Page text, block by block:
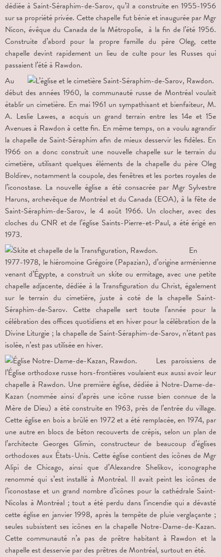
dédiée à Saint-Séraphim-de-Sarov, qu’il a construite en 1955-1956
sur sa propriété privée. Cette chapelle fut bénie et inaugurée par Mgr
Nicon, évêque du Canada de la Métropolie, à la fin de l’été 1956.
Construite d’abord pour la propre famille du père Oleg, cette
chapelle devint rapidement un lieu de culte pour les Russes qui
passaient l’été à Rawdon.
Au
début des années 1960, la communauté russe de Montréal voulait
établir un cimetière. En mai 1961 un sympathisant et bienfaiteur, M.
A. Leslie Lawes, a acquis un grand terrain entre les 14eet 15e
Avenues à Rawdon à cette fin. En même temps, on a voulu agrandir
la chapelle de Saint-Séraphim afin de mieux desservir les fidèles. En
1966 on a donc construit une nouvelle chapelle sur le terrain du
cimetière, utilisant quelques éléments de la chapelle du père Oleg
Boldirev, notamment la coupole, des fenêtres et les portes royales de
l’iconostase. La nouvelle église a été consacrée par Mgr Sylvestre
Haruns, archevêque de Montréal et du Canada (EOA), à la fête de
Saint-Séraphim-de-Sarov, le 4 août 1966. Un clocher, avec des
cloches du CNR et de l’église Saints-Pierre-et-Paul, a été érigé en
1973.
En
1977-1978, le hiéromoine Grégoire (Papazian), d’origine arménienne
venant d’Égypte, a construit un skite ou ermitage, avec une petite
chapelle adjacente, dédiée à la Transfiguration du Christ, également
sur le terrain du cimetière, juste à coté de la chapelle Saint-
Séraphim-de-Sarov. Cette chapelle sert toute l’année pour la
célébration des offices quotidiens et en hiver pour la célébration de la
Divine Liturgie ; la chapelle de Saint-Séraphim-de-Sarov, n’étant pas
isolée, n’est pas utilisée en hiver.
Les paroissiens de
l’Église orthodoxe russe hors-frontières voulaient eux aussi avoir leur
chapelle à Rawdon. Une première église, dédiée à Notre-Dame-de-
Kazan (nommée ainsi d’après une icône russe bien connue de la
Mère de Dieu) a été construite en 1963, près de l’entrée du village.
Cette église en bois a brûlé en 1972 et a été remplacée, en 1974, par
une autre en blocs de béton recouverts de crépis, selon un plan de
l’architecte Georges Glimin, constructeur de beaucoup d’églises
orthodoxes aux États-Unis. Cette église contient des icônes de Mgr
Alipi de Chicago, ainsi que d’Alexandre Shelikov, iconographe
renommé qui s’est installé à Montréal. Il avait peint les icônes de
l’iconostase et un grand nombre d’icônes pour la cathédrale Saint-
Nicolas à Montréal ; tout a été perdu dans l’incendie qui a dévasté
cette église en janvier 1998, après la tempête de pluie verglaçante ;
seules subsistent ses icônes en la chapelle Notre-Dame-de-Kazan.
Cette communauté n’a pas de prêtre habitant à Rawdon et la
chapelle est desservie par des prêtres de Montréal, surtout en été.